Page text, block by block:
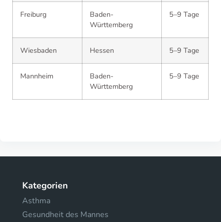
Freiburg
Baden-
Württemberg
5–9 Tage
Wiesbaden Hessen 5–9 Tage
Mannheim
Baden-
Württemberg
5–9 Tage
Kategorien
Asthma
Gesundheit des Mannes